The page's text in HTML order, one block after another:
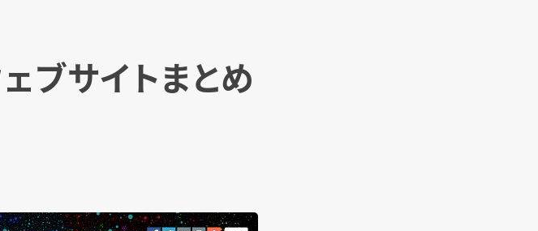
ブサイトまとめ